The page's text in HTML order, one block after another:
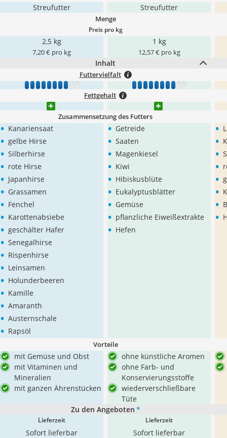
Streufutter Streufutter
Menge
Preis pro kg
2,5 kg
7,20 € pro kg
1 kg
12,57 € pro kg
Inhalt
Futtervielfalt
1 2 3 4 5 6 7 8 9 10 1 2 3 4 5 6 7 8
Fettgehalt
Zusammensetzung des Futters
• Kanariensaat
• gelbe Hirse
• Silberhirse
• rote Hirse
• Japanhirse
• Grassamen
• Fenchel
• Karottenabsiebe
• geschälter Hafer
• Senegalhirse
• Rispenhirse
• Leinsamen
• Holunderbeeren
• Kamille
• Amaranth
• Austernschale
• Rapsöl
• Getreide
• Saaten
• Magenkiesel
• Kiwi
• Hibiskusblüte
• Eukalyptusblätter
• Gemüse
• pflanzliche Eiweißextrakte
• Hefen
•
•
•
•
•
•
•
•
Vorteile
mit Gemüse und Obst
mit Vitaminen und
Mineralien
mit ganzen Ährenstücken
ohne künstliche Aromen
ohne Farb- und
Konservierungsstoffe
wiederverschließbare
Tüte
Zu den Angeboten *
Lieferzeit
Sofort lieferbar
Lieferzeit
Sofort lieferbar